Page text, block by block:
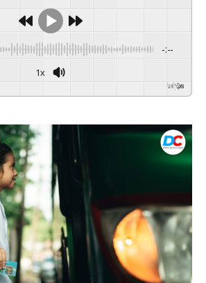
-:--
1x
GSpeech